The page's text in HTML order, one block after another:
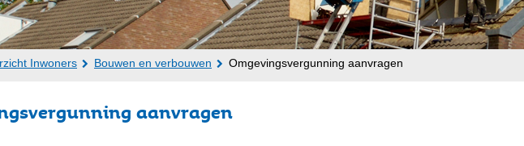
Inwoners Bouwen en verbouwen Omgevingsvergunning aanvragen
aanvragen